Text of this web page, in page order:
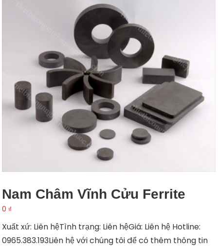
Nam Châm Vĩnh Cửu Ferrite
0 ₫
Xuất xứ: Liên hệTình trạng: Liên hệGiá: Liên hệ Hotline:
0965.383.193Liên hệ với chúng tôi để có thêm thông tin